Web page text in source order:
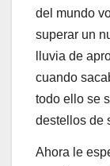
del mundo
superar un
lluvia de
cuando
todo ello se
destellos de
Ahora le